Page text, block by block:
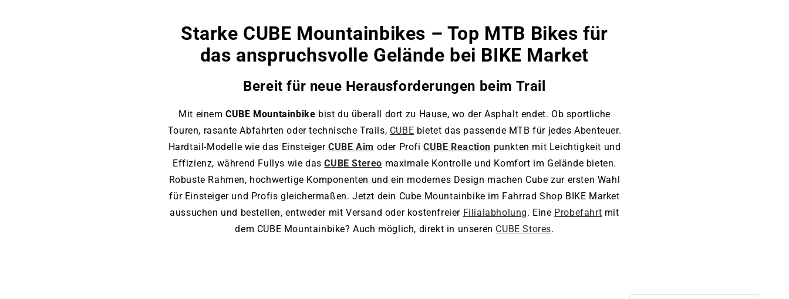
Starke CUBE Mountainbikes – Top MTB Bikes für
das anspruchsvolle Gelände bei BIKE Market
Bereit für neue Herausforderungen beim Trail
Mit einemCUBE Mountainbike bist du überall dort zu Hause, wo der Asphalt endet. Ob sportliche
Touren, rasante Abfahrten oder technische Trails, CUBE bietet das passende MTB für jedes Abenteuer.
Hardtail-Modelle wie das EinsteigerCUBE Aim oder ProfiCUBE Reaction punkten mit Leichtigkeit und
Effizienz, während Fullys wie dasCUBE Stereo maximale Kontrolle und Komfort im Gelände bieten.
Robuste Rahmen, hochwertige Komponenten und ein modernes Design machen Cube zur ersten Wahl
für Einsteiger und Profis gleichermaßen. Jetzt dein Cube Mountainbike im Fahrrad Shop BIKE Market
aussuchen und bestellen, entweder mit Versand oder kostenfreier Filialabholung. Eine Probefahrt mit
dem CUBE Mountainbike? Auch möglich, direkt in unseren CUBE Stores.